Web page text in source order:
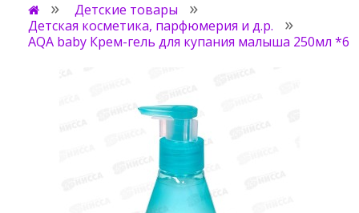
Детские товары
Детская косметика, парфюмерия и д.р.
AQA baby Крем-гель для купания малыша 250мл *6